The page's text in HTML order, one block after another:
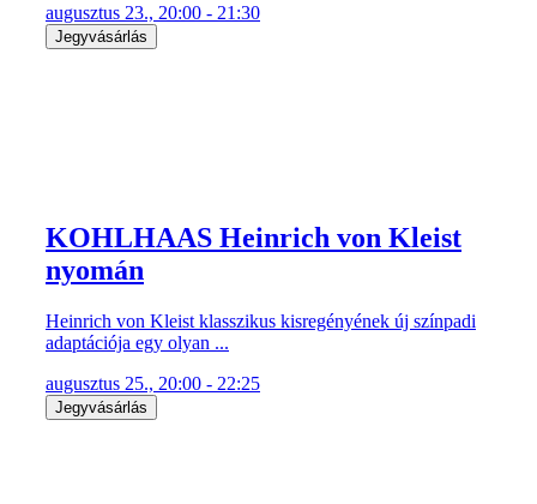
augusztus 23., 20:00 - 21:30
Jegyvásárlás
KOHLHAAS Heinrich von Kleist
nyomán
Heinrich von Kleist klasszikus kisregényének új színpadi
adaptációja egy olyan ...
augusztus 25., 20:00 - 22:25
Jegyvásárlás